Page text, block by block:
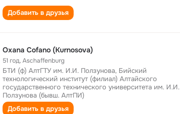
Добавить в друзья
Oxana Cofano (Kurnosova)
51 год,Aschaffenburg
БТИ (ф) АлтГТУ им. И.И. Ползунова, Бийский
технологический институт (филиал) Алтайского
государственного технического университета им. И.И.
Ползунова (бывш. АлтПИ)
Добавить в друзья